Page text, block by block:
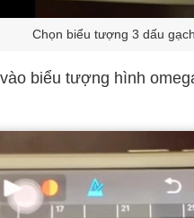
Chọn biểu tượng 3 dấu gạch
biểu tượng hình